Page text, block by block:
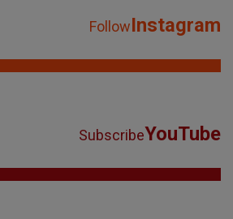
FollowInstagram
SubscribeYouTube